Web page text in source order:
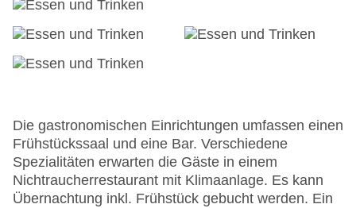
Lift
Anzahl der Aufzüge: 1
Zimmerservice: gegen Gebühr
Pools:Outdoor Pool, Liegen am Pool
Zahlungsarten: American Express, Diners Club,
EC Maestro, Mastercard, Visa
Landeskategorie: 3 Sterne
Die gastronomischen Einrichtungen umfassen einen
Frühstückssaal und eine Bar. Verschiedene
Spezialitäten erwarten die Gäste in einem
Nichtraucherrestaurant mit Klimaanlage. Es kann
Übernachtung inkl. Frühstück gebucht werden. Ein